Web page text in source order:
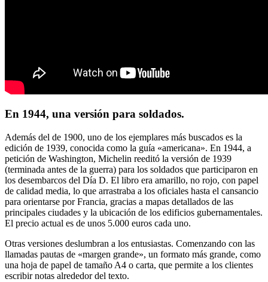
En 1944, una versión para soldados.
Además del de 1900, uno de los ejemplares más buscados es la
edición de 1939, conocida como la guía «americana». En 1944, a
petición de Washington, Michelin reeditó la versión de 1939
(terminada antes de la guerra) para los soldados que participaron en
los desembarcos del Día D. El libro era amarillo, no rojo, con papel
de calidad media, lo que arrastraba a los oficiales hasta el cansancio
para orientarse por Francia, gracias a mapas detallados de las
principales ciudades y la ubicación de los edificios gubernamentales.
El precio actual es de unos 5.000 euros cada uno.
Otras versiones deslumbran a los entusiastas. Comenzando con las
llamadas pautas de «margen grande», un formato más grande, como
una hoja de papel de tamaño A4 o carta, que permite a los clientes
escribir notas alrededor del texto.